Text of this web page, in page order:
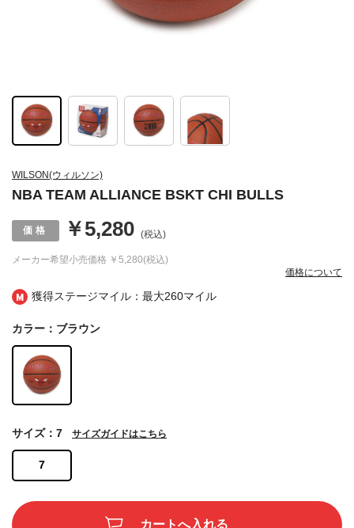
獲得ステージマイル：最大260マイル
WILSON(ウィルソン)
NBA TEAM ALLIANCE BSKT CHI BULLS
メーカー希望小売価格 ￥5,280(税込)
￥5,280 (税込)
価格について
カラー：ブラウン
7
サイズ：7 サイズガイドはこちら